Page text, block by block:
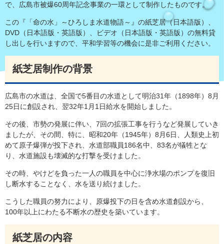
で、広島市被爆60周年記念事業の一環として制作したものです。
この『「命の水」～ひろしま水道物語～』の紙芝居（日本語版）、
DVD（日本語版・英語版）、ビデオ（日本語版・英語版）の無料貸
し出しを行いますので、平和学習等の機会に是非ご利用ください。
紙芝居制作の背景
広島市の水道は、全国で5番目の水道として明治31年（1898年）8月
25日に創設され、翌32年1月1日給水を開始しました。
その後、市勢の発展に伴い、7回の拡張工事を行うなど発展していき
ましたが、その間、特に、昭和20年（1945年）8月6日、人類史上初
めて原子爆弾が投下され、水道部職員186名中、83名が犠牲とな
り、水道施設も壊滅的な打撃を受けました。
その時、やけどを負った一人の職員を中心に浄水場のポンプを復旧
し断水することなく、水を送り続けました。
こうした職員の努力により、原爆投下の日を含め水道創設から、
100年以上にわたる不断水の歴史を築いています。
紙芝居の内容